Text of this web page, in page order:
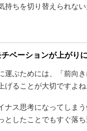
持ちを切り替えられな
ベーションが上がり
運ぶためには、「前向
ることが大切ですよね
ナス思考になってしま
としたことでもすぐ落